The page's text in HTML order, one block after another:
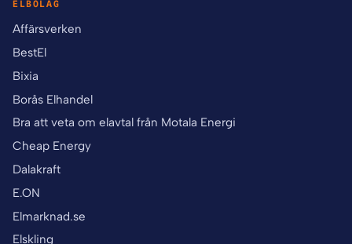
ELBOLAG
Affärsverken
BestEl
Bixia
Borås Elhandel
Bra att veta om elavtal från Motala Energi
Cheap Energy
Dalakraft
E.ON
Elmarknad.se
Elskling